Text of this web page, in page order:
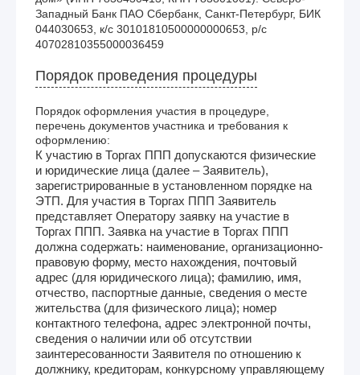
Западный Банк ПАО Сбербанк, Санкт-Петербург, БИК
044030653, к/с 30101810500000000653, р/с
40702810355000036459
Порядок проведения процедуры
Порядок оформления участия в процедуре,
перечень документов участника и требования к
оформлению:
К участию в Торгах ППП допускаются физические
и юридические лица (далее – Заявитель),
зарегистрированные в установленном порядке на
ЭТП. Для участия в Торгах ППП Заявитель
представляет Оператору заявку на участие в
Торгах ППП. Заявка на участие в Торгах ППП
должна содержать: наименование, организационно-
правовую форму, место нахождения, почтовый
адрес (для юридического лица); фамилию, имя,
отчество, паспортные данные, сведения о месте
жительства (для физического лица); номер
контактного телефона, адрес электронной почты,
сведения о наличии или об отсутствии
заинтересованности Заявителя по отношению к
должнику, кредиторам, конкурсному управляющему